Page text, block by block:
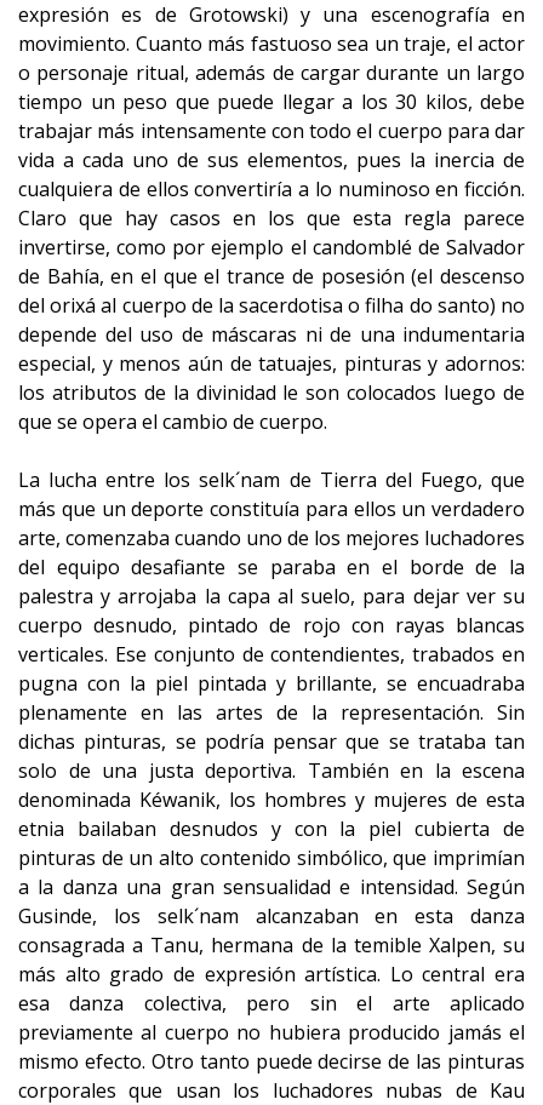
expresión es de Grotowski) y una escenografía en
movimiento. Cuanto más fastuoso sea un traje, el actor
o personaje ritual, además de cargar durante un largo
tiempo un peso que puede llegar a los 30 kilos, debe
trabajar más intensamente con todo el cuerpo para dar
vida a cada uno de sus elementos, pues la inercia de
cualquiera de ellos convertiría a lo numinoso en ficción.
Claro que hay casos en los que esta regla parece
invertirse, como por ejemplo el candomblé de Salvador
de Bahía, en el que el trance de posesión (el descenso
del orixá al cuerpo de la sacerdotisa o filha do santo) no
depende del uso de máscaras ni de una indumentaria
especial, y menos aún de tatuajes, pinturas y adornos:
los atributos de la divinidad le son colocados luego de
que se opera el cambio de cuerpo.
La lucha entre los selk´nam de Tierra del Fuego, que
más que un deporte constituía para ellos un verdadero
arte, comenzaba cuando uno de los mejores luchadores
del equipo desafiante se paraba en el borde de la
palestra y arrojaba la capa al suelo, para dejar ver su
cuerpo desnudo, pintado de rojo con rayas blancas
verticales. Ese conjunto de contendientes, trabados en
pugna con la piel pintada y brillante, se encuadraba
plenamente en las artes de la representación. Sin
dichas pinturas, se podría pensar que se trataba tan
solo de una justa deportiva. También en la escena
denominada Kéwanik, los hombres y mujeres de esta
etnia bailaban desnudos y con la piel cubierta de
pinturas de un alto contenido simbólico, que imprimían
a la danza una gran sensualidad e intensidad. Según
Gusinde, los selk´nam alcanzaban en esta danza
consagrada a Tanu, hermana de la temible Xalpen, su
más alto grado de expresión artística. Lo central era
esa danza colectiva, pero sin el arte aplicado
previamente al cuerpo no hubiera producido jamás el
mismo efecto. Otro tanto puede decirse de las pinturas
corporales que usan los luchadores nubas de Kau